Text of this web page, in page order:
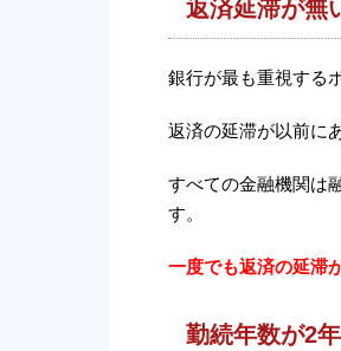
返済延滞が無
銀行が最も重視する
返済の延滞が以前に
すべての金融機関は
す。
一度でも返済の延滞
勤続年数が2